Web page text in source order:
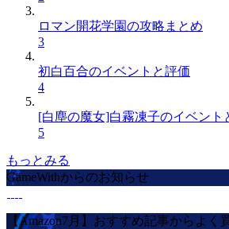
ロマン開花学園の攻略まとめ
3
初白百合のイベントと評価
4
[白塵の魔女]白霧凍子のイベント
5
もっとみる
GameWithからのお知らせ
【Amazon7月】おすすめ記事からよく